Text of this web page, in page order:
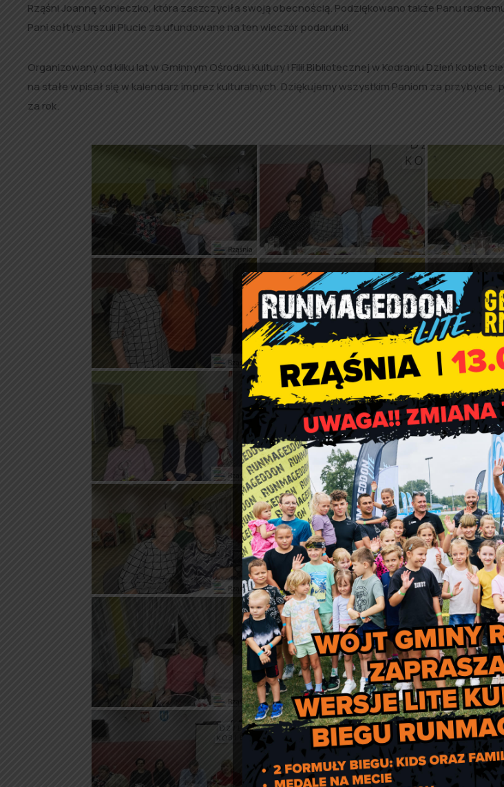
Rząśni Joannę Konieczko, która zaszczyciła swoją obecnością. Podziękowano także Panu
Pani sołtys Urszuli Plucie za ufundowane na ten wieczór podarunki.
Organizowany od kilku lat w Gminnym Ośrodku Kultury i Filii Bibliotecznej w Kodraniu Dzień Kobiet
na stałe wpisał się w kalendarz imprez kulturalnych. Dziękujemy wszystkim Paniom za
za rok.